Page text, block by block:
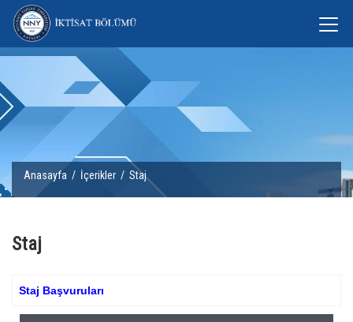
Anasayfa / İçerikler / Staj
Staj
Staj Başvuruları